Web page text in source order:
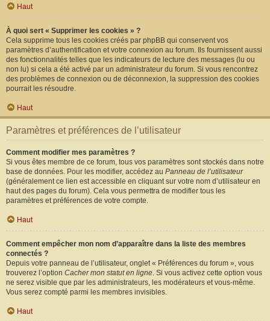
Haut
À quoi sert « Supprimer les cookies » ?
Cela supprime tous les cookies créés par phpBB qui conservent vos
paramètres d’authentification et votre connexion au forum. Ils fournissent aussi
des fonctionnalités telles que les indicateurs de lecture des messages (lu ou
non lu) si cela a été activé par un administrateur du forum. Si vous rencontrez
des problèmes de connexion ou de déconnexion, la suppression des cookies
pourrait les résoudre.
Haut
Paramètres et préférences de l’utilisateur
Comment modifier mes paramètres ?
Si vous êtes membre de ce forum, tous vos paramètres sont stockés dans notre
base de données. Pour les modifier, accédez au Panneau de l’utilisateur
(généralement ce lien est accessible en cliquant sur votre nom d’utilisateur en
haut des pages du forum). Cela vous permettra de modifier tous les
paramètres et préférences de votre compte.
Haut
Comment empêcher mon nom d’apparaître dans la liste des membres
connectés ?
Depuis votre panneau de l’utilisateur, onglet « Préférences du forum », vous
trouverez l’option Cacher mon statut en ligne. Si vous activez cette option vous
ne serez visible que par les administrateurs, les modérateurs et vous-même.
Vous serez compté parmi les membres invisibles.
Haut